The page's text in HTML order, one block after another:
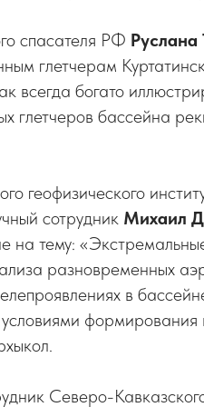
спасателя РФ Руслана
глетчерам
всегда богато
глетчеров бассейна
геофизического
сотрудник Михаил
на тему:
разновременных
в
формирования
Северо-